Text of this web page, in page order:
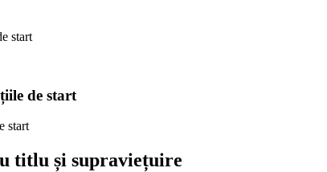
start
de start
titlu și supraviețuire